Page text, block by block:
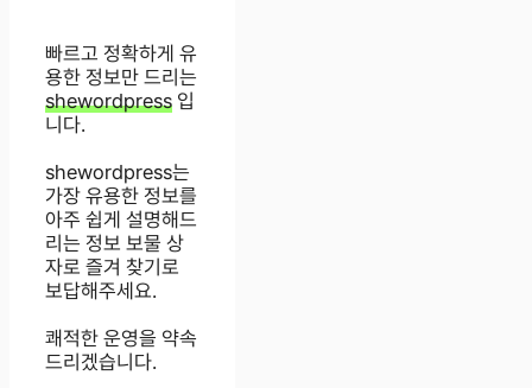
빠르고 정확하게 유
용한 정보만 드리는
shewordpress 입
니다.
shewordpress는
가장 유용한 정보를
아주 쉽게 설명해드
리는 정보 보물 상
자로 즐겨 찾기로
보답해주세요.
쾌적한 운영을 약속
드리겠습니다.